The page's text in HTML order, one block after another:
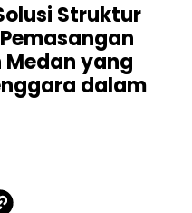
Struktur
Medan yang
dalam